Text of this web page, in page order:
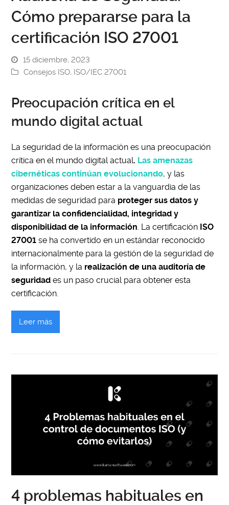
Cómo prepararse para la
certificación ISO 27001
15 diciembre, 2023
Consejos ISO, ISO/IEC 27001
Preocupación crítica en el
mundo digital actual
La seguridad de la información es una preocupación
crítica en el mundo digital actual. Las amenazas
cibernéticas continúan evolucionando, y las
organizaciones deben estar a la vanguardia de las
medidas de seguridad para proteger sus datos y
garantizar la confidencialidad, integridad y
disponibilidad de la información . La certificación ISO
27001 se ha convertido en un estándar reconocido
internacionalmente para la gestión de la seguridad de
la información, y la realización de una auditoría de
seguridad es un paso crucial para obtener esta
certificación.
Leer más
4 problemas habituales en